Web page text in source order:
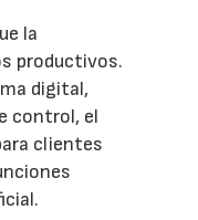
la
productivos.
digital,
control, el
clientes